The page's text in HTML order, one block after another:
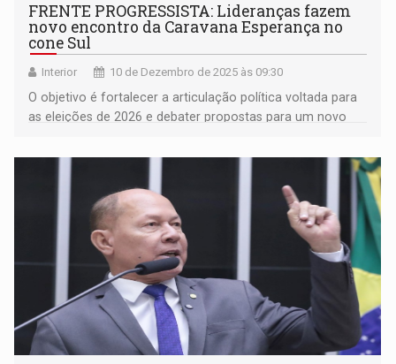
FRENTE PROGRESSISTA: Lideranças fazem
novo encontro da Caravana Esperança no
cone Sul
Interior 10 de Dezembro de 2025 às 09:30
O objetivo é fortalecer a articulação política voltada para
as eleições de 2026 e debater propostas para um novo